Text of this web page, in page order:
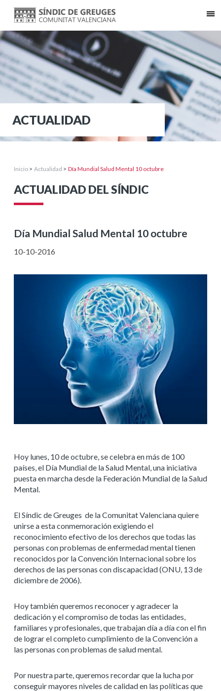
ACTUALIDAD
Inicio > Actualidad > Día Mundial Salud Mental 10 octubre
ACTUALIDAD DEL SÍNDIC
Día Mundial Salud Mental 10 octubre
10-10-2016
Hoy lunes, 10 de octubre, se celebra en más de 100
países, el Día Mundial de la Salud Mental, una iniciativa
puesta en marcha desde la Federación Mundial de la Salud
Mental.
El Síndic de Greuges de la Comunitat Valenciana quiere
unirse a esta conmemoración exigiendo el
reconocimiento efectivo de los derechos que todas las
personas con problemas de enfermedad mental tienen
reconocidos por la Convención Internacional sobre los
derechos de las personas con discapacidad (ONU, 13 de
diciembre de 2006).
Hoy también queremos reconocer y agradecer la
dedicación y el compromiso de todas las entidades,
familiares y profesionales, que trabajan día a día con el fin
de lograr el completo cumplimiento de la Convención a
las personas con problemas de salud mental.
Por nuestra parte, queremos recordar que la lucha por
conseguir mayores niveles de calidad en las políticas que